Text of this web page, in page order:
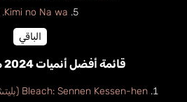
Kimi no Na wa. (اسمك)
الباقي
قائمة أفضل أنميات 2024 محدثة كل يوم
Bleach: Sennen Kessen-hen (بليتش: حرب الألف سنة الدموية)